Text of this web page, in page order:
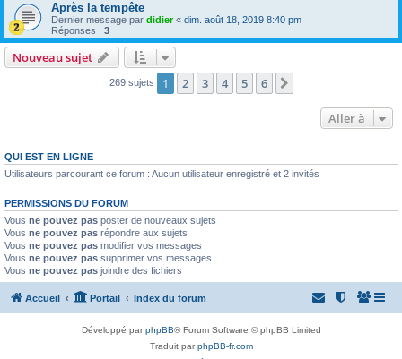
Après la tempête
Dernier message par didier« dim. août 18, 2019 8:40 pm
Réponses : 3
Nouveau sujet
269 sujets 1 2 3 4 5 6
Aller à
QUI EST EN LIGNE
Utilisateurs parcourant ce forum : Aucun utilisateur enregistré et 2 invités
PERMISSIONS DU FORUM
Vous ne pouvez pas poster de nouveaux sujets
Vous ne pouvez pas répondre aux sujets
Vous ne pouvez pas modifier vos messages
Vous ne pouvez pas supprimer vos messages
Vous ne pouvez pas joindre des fichiers
Accueil Portail Index du forum
Développé parphpBB® Forum Software © phpBB Limited
Traduit parphpBB-fr.com